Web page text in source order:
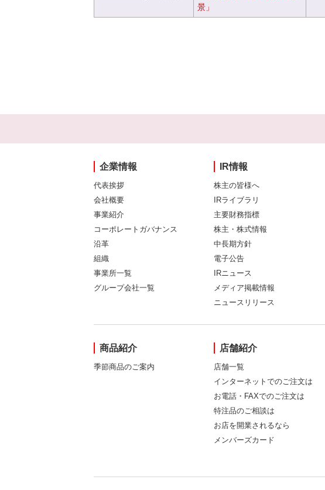
景」
企業情報
代表挨拶
会社概要
事業紹介
コーポレートガバナンス
沿革
組織
事業所一覧
グループ会社一覧
IR情報
株主の皆様へ
IRライブラリ
主要財務指標
株主・株式情報
中長期方針
電子公告
IRニュース
メディア掲載情報
ニュースリリース
商品紹介
季節商品のご案内
店舗紹介
店舗一覧
インターネットでのご注文は
お電話・FAXでのご注文は
特注品のご相談は
お店を開業されるなら
メンバーズカード